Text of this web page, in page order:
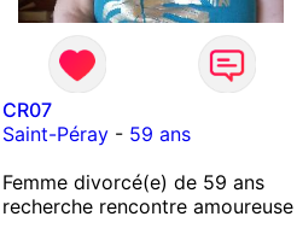
CR07
Saint-Péray- 59 ans
Femme divorcé(e) de 59 ans
recherche rencontre amoureuse